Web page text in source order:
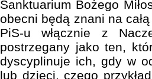
Sanktuarium Bożego
obecni będą znani na
PiS-u włącznie z
postrzegany jako ten,
dyscyplinuje ich, gdy w
lub dzieci, czego